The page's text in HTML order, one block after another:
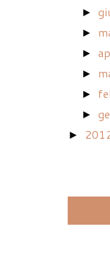
►
►
►
►
►
►
►